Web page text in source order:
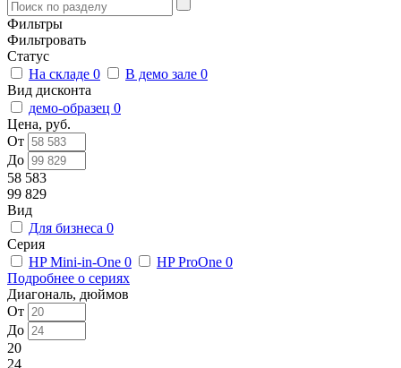
Фильтры
Фильтровать
Статус
На складе 0 В демо зале 0
Вид дисконта
демо-образец 0
Цена, руб.
От
До
58 583
99 829
Вид
Для бизнеса 0
Серия
HP Mini-in-One 0 HP ProOne 0
Подробнее о сериях
Диагональ, дюймов
От
До
20
24